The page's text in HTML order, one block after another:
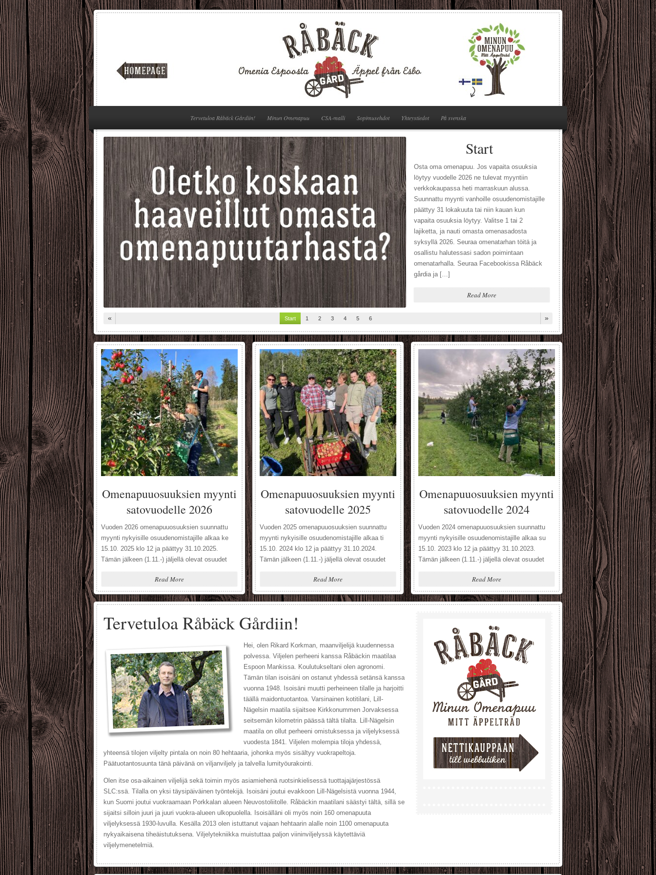
Tervetuloa Råbäck Gårdiin! Minun Omenapuu CSA-malli Sopimusehdot Yhteystiedot På svenska
6
myytiin loppuun keväällä.
vähintään 2 omena-puuta
tai 2 eri lajiketta (1+1 puuta).
että saat yhteensä noin 15 kg
valitset 2 lajiketta varaudu
tilalta. 2025, jos päätät
osuudenomistajana sinulla on
jatkaa, 2026 osuuteen
2 puuta. Määräaika […]
Read More
Start
Osta oma omenapuu. Jos vapaita osuuksia
löytyy vuodelle 2026 ne tulevat myyntiin
verkkokaupassa heti marraskuun alussa.
Suunnattu myynti vanhoille osuudenomistajille
päättyy 31 lokakuuta tai niin kauan kun
vapaita osuuksia löytyy. Valitse 1 tai 2
lajiketta, ja nauti omasta omenasadosta
syksyllä 2026. Seuraa omenatarhan töitä ja
osallistu halutessasi sadon poimintaan
omenatarhalla. Seuraa Facebookissa Råbäck
gårdia ja […]
Read More
Start 1 2 3 4 5 6
« »
Omenapuuosuuksien myynti
satovuodelle 2026
Vuoden 2026 omenapuuosuuksien suunnattu
myynti nykyisille osuudenomistajille alkaa ke
15.10. 2025 klo 12 ja päättyy 31.10.2025.
Tämän jälkeen (1.11.-) jäljellä olevat osuudet
niin kauan kun vapaita puita riittää. Tervetuloa
mukaan osuudenomistajaksi Råbäck gårdin
omenatarhaan!
Read More
Omenapuuosuuksien myynti
satovuodelle 2025
Vuoden 2025 omenapuuosuuksien suunnattu
myynti nykyisille osuudenomistajille alkaa ti
15.10. 2024 klo 12 ja päättyy 31.10.2024.
Tämän jälkeen (1.11.-) jäljellä olevat osuudet
niin kauan kun vapaita puita riittää. Tervetuloa
mukaan osuudenomistajaksi Råbäck gårdin
omenatarhaan!
Read More
Omenapuuosuuksien myynti
satovuodelle 2024
Vuoden 2024 omenapuuosuuksien suunnattu
myynti nykyisille osuudenomistajille alkaa su
15.10. 2023 klo 12 ja päättyy 31.10.2023.
Tämän jälkeen (1.11.-) jäljellä olevat osuudet
niin kauan kun vapaita puita riittää. Tervetuloa
mukaan osuudenomistajaksi Råbäck gårdin
omenatarhaan!
Read More
Tervetuloa Råbäck Gårdiin!
Hei, olen Rikard Korkman, maanviljelijä kuudennessa
polvessa. Viljelen perheeni kanssa Råbäckin maatilaa
Espoon Mankissa. Koulutukseltani olen agronomi.
Tämän tilan isoisäni on ostanut yhdessä setänsä kanssa
vuonna 1948. Isoisäni muutti perheineen tilalle ja harjoitti
täällä maidontuotantoa. Varsinainen kotitilani, Lill-
Nägelsin maatila sijaitsee Kirkkonummen Jorvaksessa
seitsemän kilometrin päässä tältä tilalta. Lill-Nägelsin
maatila on ollut perheeni omistuksessa ja viljelyksessä
vuodesta 1841. Viljelen molempia tiloja yhdessä,
yhteensä tilojen viljelty pintala on noin 80 hehtaaria, johonka myös sisältyy vuokrapeltoja.
Päätuotantosuunta tänä päivänä on viljanviljely ja talvella lumityöurakointi.
Olen itse osa-aikainen viljelijä sekä toimin myös asiamiehenä ruotsinkielisessä tuottajajärjestössä
SLC:ssä. Tilalla on yksi täysipäiväinen työntekijä. Isoisäni joutui evakkoon Lill-Nägelsistä vuonna 1944,
kun Suomi joutui vuokraamaan Porkkalan alueen Neuvostoliitolle. Råbäckin maatilani säästyi tältä, sillä se
sijaitsi silloin juuri ja juuri vuokra-alueen ulkopuolella. Isoisälläni oli myös noin 160 omenapuuta
viljelyksessä 1930-luvulla. Kesälla 2013 olen istuttanut vajaan hehtaarin alalle noin 1100 omenapuuta
nykyaikaisena tiheäistutuksena. Viljelytekniikka muistuttaa paljon viininviljelyssä käytettäviä
viljelymenetelmiä.